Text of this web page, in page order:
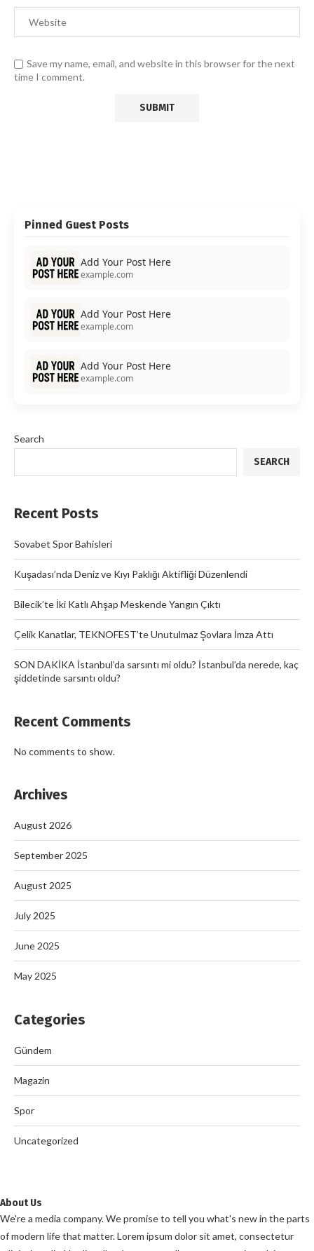
Save my name, email, and website in this browser for the next
time I comment.
Pinned Guest Posts
Add Your Post Here
example.com
Add Your Post Here
example.com
Add Your Post Here
example.com
Search
SEARCH
Recent Posts
Sovabet Spor Bahisleri
Kuşadası’nda Deniz ve Kıyı Paklığı Aktifliği Düzenlendi
Bilecik’te İki Katlı Ahşap Meskende Yangın Çıktı
Çelik Kanatlar, TEKNOFEST’te Unutulmaz Şovlara İmza Attı
SON DAKİKA İstanbul’da sarsıntı mi oldu? İstanbul’da nerede, kaç
şiddetinde sarsıntı oldu?
Recent Comments
No comments to show.
Archives
August 2026
September 2025
August 2025
July 2025
June 2025
May 2025
Categories
Gündem
Magazin
Spor
Uncategorized
About Us
We're a media company. We promise to tell you what's new in the parts
of modern life that matter. Lorem ipsum dolor sit amet, consectetur